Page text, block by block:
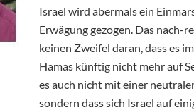
Israel wird abermals ein
Erwägung gezogen. Das
keinen Zweifel daran, dass es
Hamas künftig nicht mehr auf
es auch nicht mit einer
sondern dass sich Israel auf